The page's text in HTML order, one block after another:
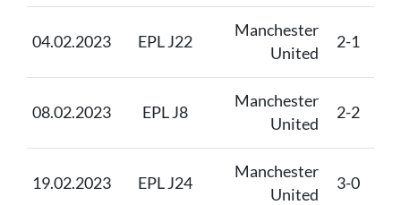
04.02.2023 EPL J22
Manchester
United
2-1
08.02.2023 EPL J8
Manchester
United
2-2
19.02.2023 EPL J24
Manchester
United
3-0